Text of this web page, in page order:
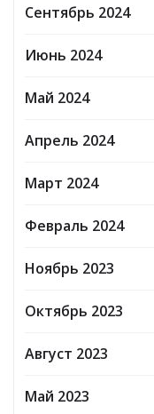
Сентябрь 2024
Июнь 2024
Май 2024
Апрель 2024
Март 2024
Февраль 2024
Ноябрь 2023
Октябрь 2023
Август 2023
Май 2023